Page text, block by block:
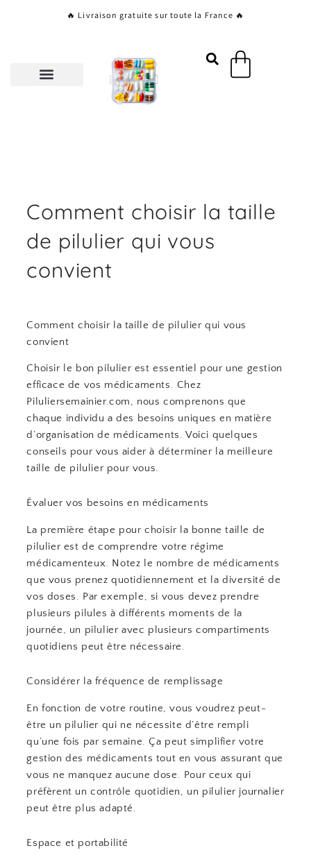
🔥 Livraison gratuite sur toute la France 🔥
Panier
Comment choisir la taille
de pilulier qui vous
convient
Comment choisir la taille de pilulier qui vous
convient
Choisir le bon pilulier est essentiel pour une gestion
efficace de vos médicaments. Chez
Piluliersemainier.com, nous comprenons que
chaque individu a des besoins uniques en matière
d’organisation de médicaments. Voici quelques
conseils pour vous aider à déterminer la meilleure
taille de pilulier pour vous.
Évaluer vos besoins en médicaments
La première étape pour choisir la bonne taille de
pilulier est de comprendre votre régime
médicamenteux. Notez le nombre de médicaments
que vous prenez quotidiennement et la diversité de
vos doses. Par exemple, si vous devez prendre
plusieurs pilules à différents moments de la
journée, un pilulier avec plusieurs compartiments
quotidiens peut être nécessaire.
Considérer la fréquence de remplissage
En fonction de votre routine, vous voudrez peut-
être un pilulier qui ne nécessite d’être rempli
qu’une fois par semaine. Ça peut simplifier votre
gestion des médicaments tout en vous assurant que
vous ne manquez aucune dose. Pour ceux qui
préfèrent un contrôle quotidien, un pilulier journalier
peut être plus adapté.
Espace et portabilité